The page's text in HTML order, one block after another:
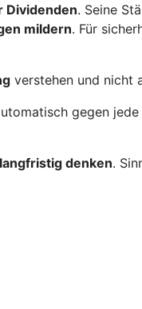
Dividenden. Seine
mildern. Für
verstehen und nicht
gegen
denken.